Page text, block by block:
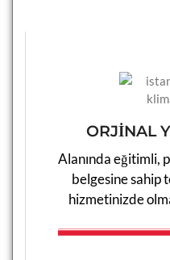
ORJİNAL
Alanında eğitimli,
belgesine sahip
hizmetinizde